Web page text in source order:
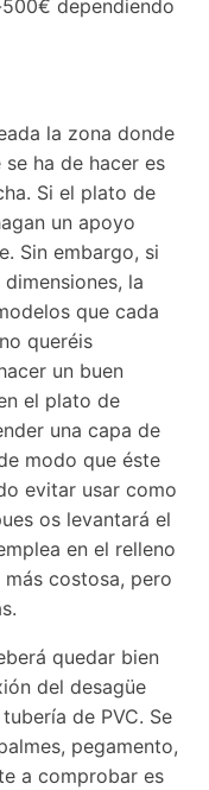
dependiendo
la zona donde
ha de hacer es
Si el plato de
un apoyo
Sin embargo, si
la
que cada
queréis
un buen
el plato de
una capa de
modo que éste
evitar usar como
os levantará el
en el relleno
costosa, pero
quedar bien
del desagüe
de PVC. Se
pegamento,
a comprobar es